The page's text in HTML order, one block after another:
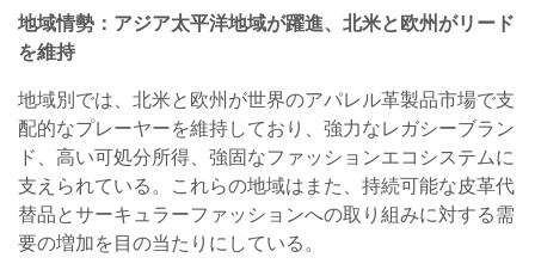
地域情勢：アジア太平洋地域が躍進、北米と欧州がリード
を維持
地域別では、北米と欧州が世界のアパレル革製品市場で支
配的なプレーヤーを維持しており、強力なレガシーブラン
ド、高い可処分所得、強固なファッションエコシステムに
支えられている。これらの地域はまた、持続可能な皮革代
替品とサーキュラーファッションへの取り組みに対する需
要の増加を目の当たりにしている。